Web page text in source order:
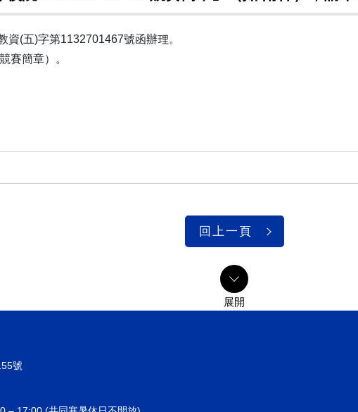
(五)字第1132701467號函辦理。
賽簡章）。
回上一頁
號